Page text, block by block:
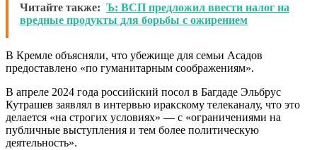
Читайте также: Ъ: ВСП предложил ввести налог на
вредные продукты для борьбы с ожирением
В Кремле объясняли, что убежище для семьи Асадов
предоставлено «по гуманитарным соображениям».
В апреле 2024 года российский посол в Багдаде Эльбрус
Кутрашев заявлял в интервью иракскому телеканалу, что это
делается «на строгих условиях» — с «ограничениями на
публичные выступления и тем более политическую
деятельность».